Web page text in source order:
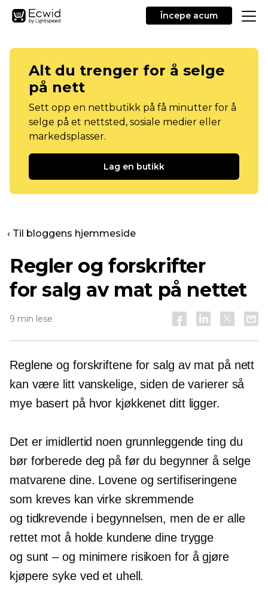
Începe acum
Alt du trenger for å selge
på nett
Sett opp en nettbutikk på få minutter for å
selge på et nettsted, sosiale medier eller
markedsplasser.
Lag en butikk
‹ Til bloggens hjemmeside
Regler og forskrifter
for salg av mat på nettet
9 min lese
Reglene og forskriftene for salg av mat på nett
kan være litt vanskelige, siden de varierer så
mye basert på hvor kjøkkenet ditt ligger.
Det er imidlertid noen grunnleggende ting du
bør forberede deg på før du begynner å selge
matvarene dine. Lovene og sertifiseringene
som kreves kan virke skremmende
og tidkrevendei begynnelsen, men de er alle
rettet mot å holde kundene dine trygge
og sunt – og minimere risikoen for å gjøre
kjøpere syke ved et uhell.